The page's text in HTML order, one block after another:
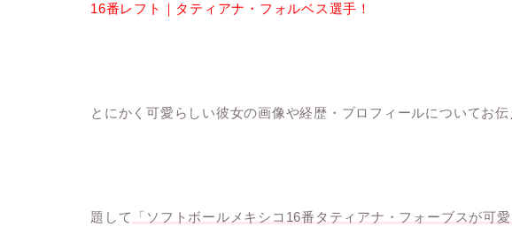
16番レフト｜タティアナ・フォルベス選手！
とにかく可愛らしい彼女の画像や経歴・プロフィールについてお伝
題して 「ソフトボールメキシコ16番タティアナ・フォーブスが可